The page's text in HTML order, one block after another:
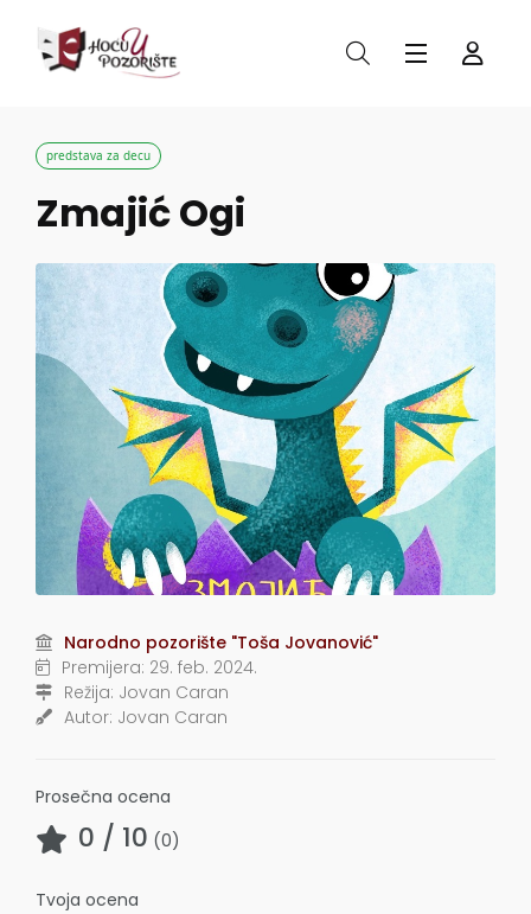
predstava za decu
Zmajić Ogi
Narodno pozorište "Toša Jovanović"
Premijera: 29. feb. 2024.
Režija: Jovan Caran
Autor: Jovan Caran
Prosečna ocena
0 / 10 (0)
Tvoja ocena